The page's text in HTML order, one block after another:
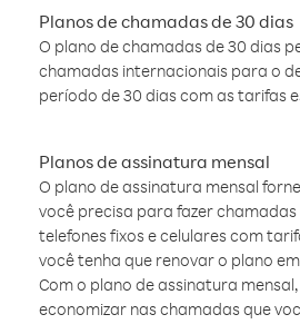
Planos de chamadas de 30 dias
O plano de chamadas de 30 dias
chamadas internacionais para o
período de 30 dias com as tarifas
Planos de assinatura mensal
O plano de assinatura mensal
você precisa para fazer
telefones fixos e celulares com
você tenha que renovar o plano
Com o plano de assinatura
economizar nas chamadas que